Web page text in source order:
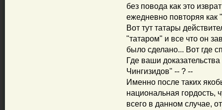
без повода как это
ежедневно повторяя как
Вот тут татары
"татаром" и все что он
было сделано... Вот где
Где ваши
Чингизидов" -- ? --
Именно после таких
национальная гордость,
всего в данном случае,